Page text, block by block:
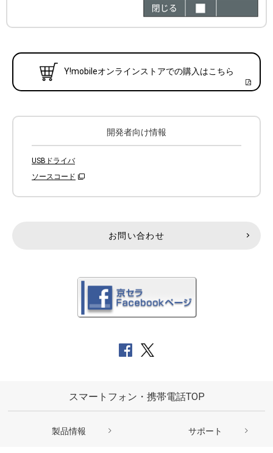
Y!mobileオンラインストアでの購入はこちら
開発者向け情報
USBドライバ
ソースコード
お問い合わせ
スマートフォン・携帯電話TOP
製品情報 サポート